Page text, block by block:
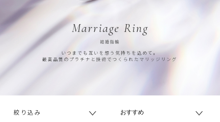
Marriage Ring
結婚指輪
いつまでも互いを想う気持ちを込めて。
最高品質のプラチナと技術でつくられたマリッジリング
絞り込み